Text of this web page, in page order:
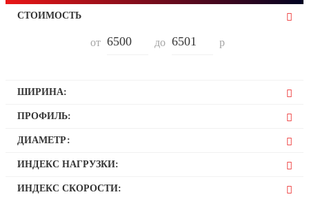
СТОИМОСТЬ
от до р
ШИРИНА:
205
ПРОФИЛЬ:
45
ДИАМЕТР:
17
ИНДЕКС НАГРУЗКИ:
88
ИНДЕКС СКОРОСТИ: